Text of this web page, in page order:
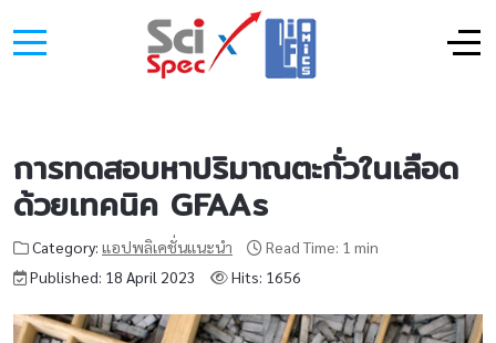
การทดสอบหาปริมาณตะกั่วในเลือด
ด้วยเทคนิค GFAAs
Category: แอปพลิเคชั่นแนะนำ
Read Time: 1 min
Published: 18 April 2023
Hits: 1656